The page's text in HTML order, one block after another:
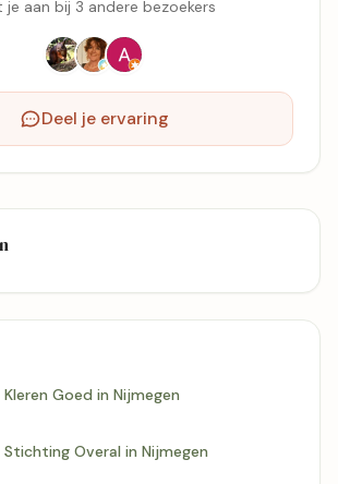
je aan bij 3 andere bezoekers
Deel je ervaring
Goed in Nijmegen
Stichting Overal in Nijmegen